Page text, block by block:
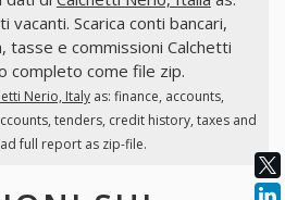
vacanti. Scarica conti bancari,
e commissioni Calchetti
completo come file zip.
Nerio, Italyas: finance, accounts,
tenders, credit history, taxes and
full report as zip-file.